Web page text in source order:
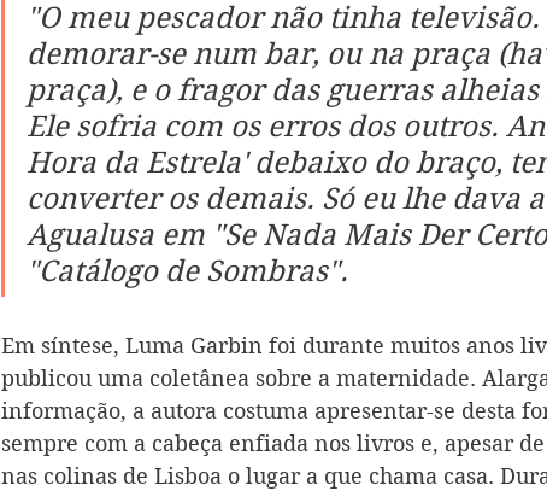
"O meu pescador não tinha
demorar-se num bar, ou na praça
praça), e o fragor das guerras
Ele sofria com os erros dos outros.
Hora da Estrela' debaixo do braço,
converter os demais. Só eu lhe dava
Agualusa em "Se Nada Mais Der
"Catálogo de Sombras".
Em síntese, Luma Garbin foi durante muitos anos
publicou uma coletânea sobre a maternidade.
informação, a autora costuma apresentar-se desta
sempre com a cabeça enfiada nos livros e, apesar
nas colinas de Lisboa o lugar a que chama casa.